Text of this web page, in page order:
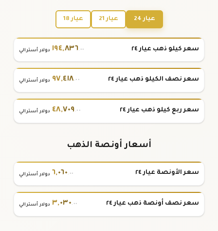
عيار 24 عيار 21 عيار 18
سعر كيلو ذهب عيار ٢٤ ١٩٤,٨٣٦.٠٠ دولار أسترالي
سعر نصف الكيلو ذهب عيار ٢٤ ٩٧,٤١٨.٠٠ دولار أسترالي
سعر ربع كيلو ذهب عيار ٢٤ ٤٨,٧٠٩.٠٠ دولار أسترالي
أسعار أونصة الذهب
سعر الأونصة عيار ٢٤ ٦,٠٦٠.٠٠ دولار أسترالي
سعر نصف أونصة ذهب عيار ٢٤ ٣,٠٣٠.٠٠ دولار أسترالي